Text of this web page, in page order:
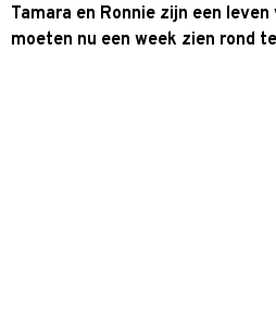
Tamara en Ronnie zijn een
moeten nu een week zien rond